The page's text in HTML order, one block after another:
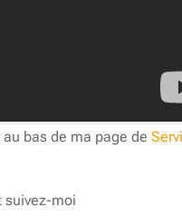
au bas de ma page de
suivez-moi